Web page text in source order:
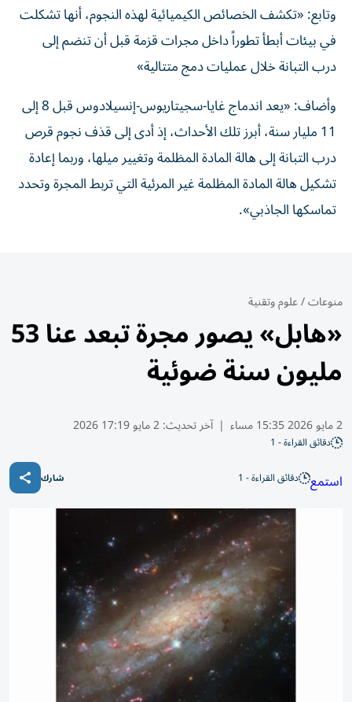
وتابع: «تكشف الخصائص الكيميائية لهذه النجوم، أنها تشكلت
في بيئات أبطأ تطوراً داخل مجرات قزمة قبل أن تنضم إلى
درب التبانة خلال عمليات دمج متتالية»
وأضاف: «يعد اندماج غايا-سجيتاريوس-إنسيلادوس قبل 8 إلى
11 مليار سنة، أبرز تلك الأحداث، إذ أدى إلى قذف نجوم قرص
درب التبانة إلى هالة المادة المظلمة وتغيير ميلها، وربما إعادة
تشكيل هالة المادة المظلمة غير المرئية التي تربط المجرة وتحدد
تماسكها الجاذبي».
منوعات/علوم وتقنية
«هابل» يصور مجرة تبعد عنا 53
مليون سنة ضوئية
2 مايو 2026 15:35 مساء | آخر تحديث:2 مايو 17:19 2026
دقائق القراءة - 1
استمع دقائق القراءة - 1 شارك